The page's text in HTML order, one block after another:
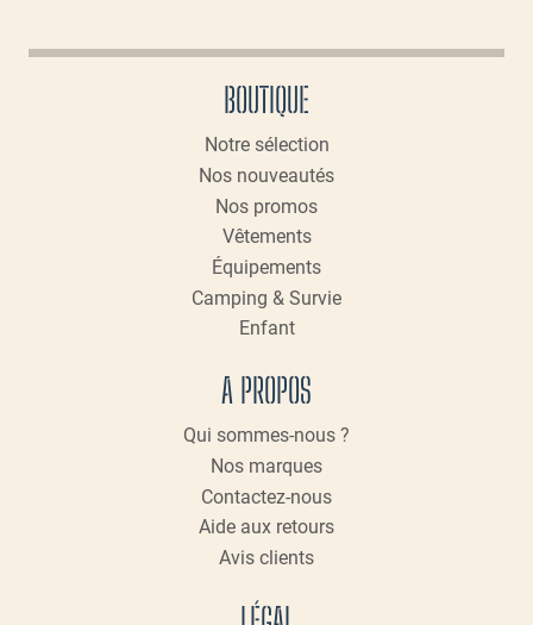
BOUTIQUE
Notre sélection
Nos nouveautés
Nos promos
Vêtements
Équipements
Camping & Survie
Enfant
A PROPOS
Qui sommes-nous ?
Nos marques
Contactez-nous
Aide aux retours
Avis clients